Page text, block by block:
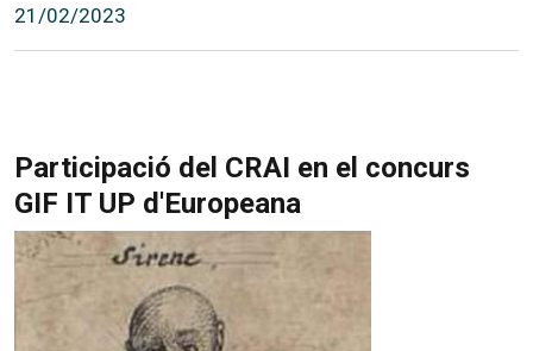
21/02/2023
Participació del CRAI en el concurs
GIF IT UP d'Europeana